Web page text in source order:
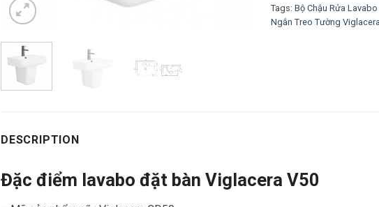
Tags:Bộ Chậu Rửa
Ngắn Treo Tường
DESCRIPTION
Đặc điểm lavabo đặt bàn Viglacera V50